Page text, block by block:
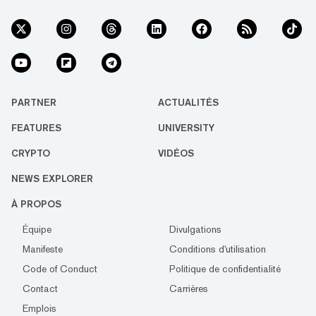
PARTNER ACTUALITÉS
FEATURES UNIVERSITY
CRYPTO VIDÉOS
NEWS EXPLORER
À PROPOS
Équipe
Divulgations
Manifeste
Conditions d'utilisation
Code of Conduct
Politique de confidentialité
Contact
Carrières
Emplois